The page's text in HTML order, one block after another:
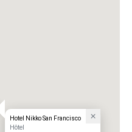
Hotel Nikko San Francisco
Hôtel